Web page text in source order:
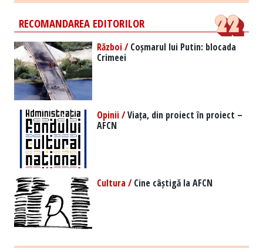
RECOMANDAREA EDITORILOR
Război /Coșmarul lui Putin: blocada
Crimeei
Opinii /Viața, din proiect în proiect –
AFCN
Cultura /Cine câștigă la AFCN